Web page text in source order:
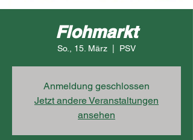
Flohmarkt
So., 15. März PSV
Anmeldung geschlossen
Jetzt andere Veranstaltungen
ansehen